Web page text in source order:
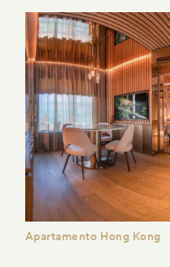
Apartamento Hong Kong